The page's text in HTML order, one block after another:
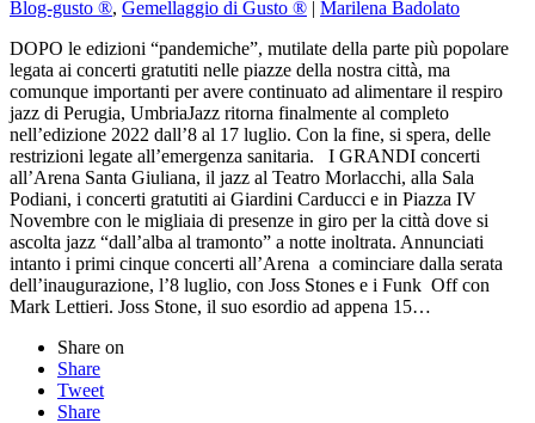
Blog-gusto ®, Gemellaggio di Gusto ® | Marilena Badolato
DOPO le edizioni “pandemiche”, mutilate della parte più popolare
legata ai concerti gratutiti nelle piazze della nostra città, ma
comunque importanti per avere continuato ad alimentare il respiro
jazz di Perugia, UmbriaJazz ritorna finalmente al completo
nell’edizione 2022 dall’8 al 17 luglio. Con la fine, si spera, delle
restrizioni legate all’emergenza sanitaria. I GRANDI concerti
all’Arena Santa Giuliana, il jazz al Teatro Morlacchi, alla Sala
Podiani, i concerti gratutiti ai Giardini Carducci e in Piazza IV
Novembre con le migliaia di presenze in giro per la città dove si
ascolta jazz “dall’alba al tramonto” a notte inoltrata. Annunciati
intanto i primi cinque concerti all’Arena a cominciare dalla serata
dell’inaugurazione, l’8 luglio, con Joss Stones e i Funk Off con
Mark Lettieri. Joss Stone, il suo esordio ad appena 15…
Share on
Share
Tweet
Share